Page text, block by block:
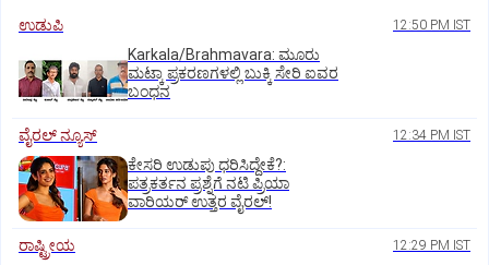
ಉಡುಪಿ 12:50 PM IST
Karkala/Brahmavara: ಮೂರು
ಮಟ್ಕಾ ಪ್ರಕರಣಗಳಲ್ಲಿ ಬುಕ್ಕಿ ಸೇರಿ ಐವರ
ಬಂಧನ
ವೈರಲ್ ನ್ಯೂಸ್ 12:34 PM IST
ಕೇಸರಿ ಉಡುಪು ಧರಿಸಿದ್ದೇಕೆ?:
ಪತ್ರಕರ್ತನ ಪ್ರಶ್ನೆಗೆ ನಟಿ ಪ್ರಿಯಾ
ವಾರಿಯರ್ ಉತ್ತರ ವೈರಲ್!
ರಾಷ್ಟ್ರೀಯ 12:29 PM IST